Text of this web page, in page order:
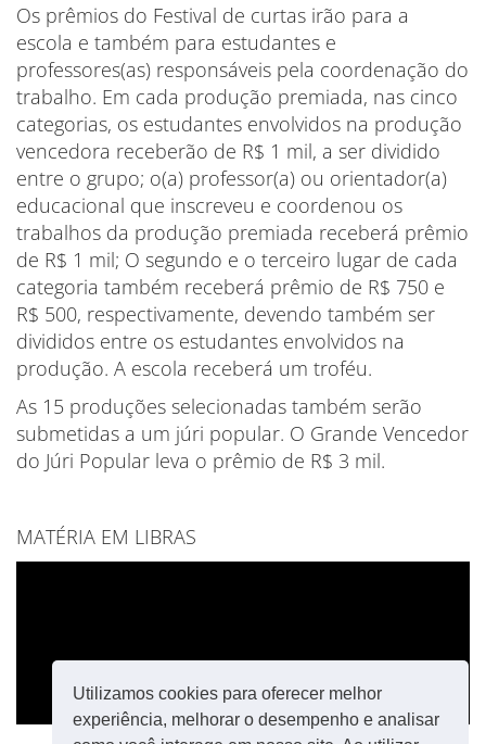
Utilizamos cookies para oferecer melhor
experiência, melhorar o desempenho e analisar
Os prêmios do Festival de curtas irão para a
escola e também para estudantes e
professores(as) responsáveis pela coordenação do
trabalho. Em cada produção premiada, nas cinco
categorias, os estudantes envolvidos na produção
vencedora receberão de R$ 1 mil, a ser dividido
entre o grupo; o(a) professor(a) ou orientador(a)
educacional que inscreveu e coordenou os
trabalhos da produção premiada receberá prêmio
de R$ 1 mil; O segundo e o terceiro lugar de cada
categoria também receberá prêmio de R$ 750 e
R$ 500, respectivamente, devendo também ser
divididos entre os estudantes envolvidos na
produção. A escola receberá um troféu.
As 15 produções selecionadas também serão
submetidas a um júri popular. O Grande Vencedor
do Júri Popular leva o prêmio de R$ 3 mil.
MATÉRIA EM LIBRAS